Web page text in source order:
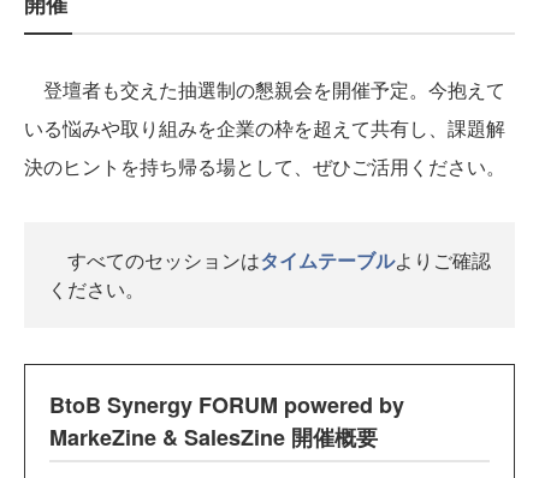
登壇者も交えた抽選制の懇親会を開催予定。今抱えて
いる悩みや取り組みを企業の枠を超えて共有し、課題解
決のヒントを持ち帰る場として、ぜひご活用ください。
すべてのセッションはタイムテーブルよりご確認
ください。
BtoB Synergy FORUM powered by
MarkeZine & SalesZine 開催概要